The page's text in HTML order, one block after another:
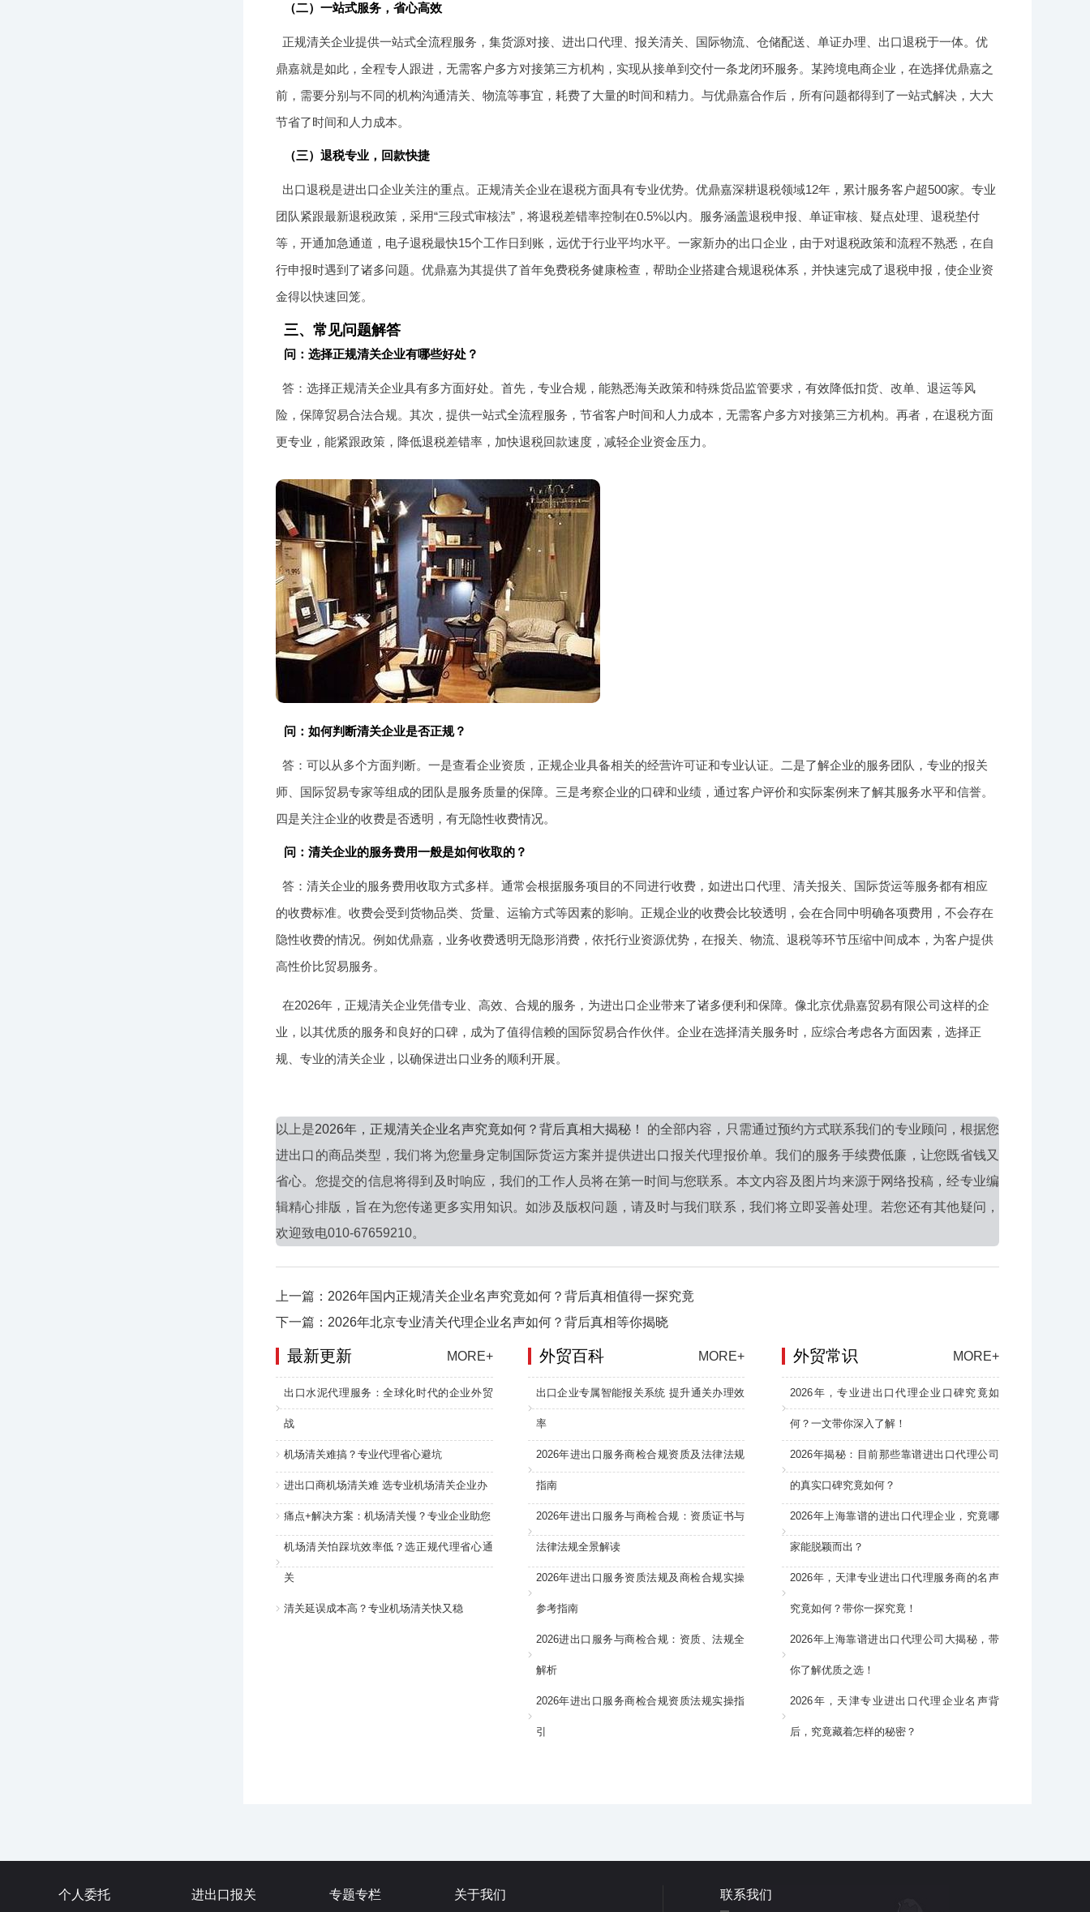
（二）一站式服务，省心高效
正规清关企业提供一站式全流程服务，集货源对接、进出口代理、报关清关、国际物流、仓储配送、单证办理、出口退税于一体。优
鼎嘉就是如此，全程专人跟进，无需客户多方对接第三方机构，实现从接单到交付一条龙闭环服务。某跨境电商企业，在选择优鼎嘉之
前，需要分别与不同的机构沟通清关、物流等事宜，耗费了大量的时间和精力。与优鼎嘉合作后，所有问题都得到了一站式解决，大大
节省了时间和人力成本。
（三）退税专业，回款快捷
出口退税是进出口企业关注的重点。正规清关企业在退税方面具有专业优势。优鼎嘉深耕退税领域12年，累计服务客户超500家。专业
团队紧跟最新退税政策，采用“三段式审核法”，将退税差错率控制在0.5%以内。服务涵盖退税申报、单证审核、疑点处理、退税垫付
等，开通加急通道，电子退税最快15个工作日到账，远优于行业平均水平。一家新办的出口企业，由于对退税政策和流程不熟悉，在自
行申报时遇到了诸多问题。优鼎嘉为其提供了首年免费税务健康检查，帮助企业搭建合规退税体系，并快速完成了退税申报，使企业资
金得以快速回笼。
三、常见问题解答
问：选择正规清关企业有哪些好处？
答：选择正规清关企业具有多方面好处。首先，专业合规，能熟悉海关政策和特殊货品监管要求，有效降低扣货、改单、退运等风
险，保障贸易合法合规。其次，提供一站式全流程服务，节省客户时间和人力成本，无需客户多方对接第三方机构。再者，在退税方面
更专业，能紧跟政策，降低退税差错率，加快退税回款速度，减轻企业资金压力。
问：如何判断清关企业是否正规？
答：可以从多个方面判断。一是查看企业资质，正规企业具备相关的经营许可证和专业认证。二是了解企业的服务团队，专业的报关
师、国际贸易专家等组成的团队是服务质量的保障。三是考察企业的口碑和业绩，通过客户评价和实际案例来了解其服务水平和信誉。
四是关注企业的收费是否透明，有无隐性收费情况。
问：清关企业的服务费用一般是如何收取的？
答：清关企业的服务费用收取方式多样。通常会根据服务项目的不同进行收费，如进出口代理、清关报关、国际货运等服务都有相应
的收费标准。收费会受到货物品类、货量、运输方式等因素的影响。正规企业的收费会比较透明，会在合同中明确各项费用，不会存在
隐性收费的情况。例如优鼎嘉，业务收费透明无隐形消费，依托行业资源优势，在报关、物流、退税等环节压缩中间成本，为客户提供
高性价比贸易服务。
在2026年，正规清关企业凭借专业、高效、合规的服务，为进出口企业带来了诸多便利和保障。像北京优鼎嘉贸易有限公司这样的企
业，以其优质的服务和良好的口碑，成为了值得信赖的国际贸易合作伙伴。企业在选择清关服务时，应综合考虑各方面因素，选择正
规、专业的清关企业，以确保进出口业务的顺利开展。
以上是2026年，正规清关企业名声究竟如何？背后真相大揭秘！ 的全部内容，只需通过预约方式联系我们的专业顾问，根据您
进出口的商品类型，我们将为您量身定制国际货运方案并提供进出口报关代理报价单。我们的服务手续费低廉，让您既省钱又
省心。您提交的信息将得到及时响应，我们的工作人员将在第一时间与您联系。本文内容及图片均来源于网络投稿，经专业编
辑精心排版，旨在为您传递更多实用知识。如涉及版权问题，请及时与我们联系，我们将立即妥善处理。若您还有其他疑问，
欢迎致电010-67659210。
上一篇：2026年国内正规清关企业名声究竟如何？背后真相值得一探究竟
下一篇：2026年北京专业清关代理企业名声如何？背后真相等你揭晓
最新更新 MORE+
出口水泥代理服务：全球化时代的企业外贸
战
机场清关难搞？专业代理省心避坑
进出口商机场清关难 选专业机场清关企业办
痛点+解决方案：机场清关慢？专业企业助您
机场清关怕踩坑效率低？选正规代理省心通
关
清关延误成本高？专业机场清关快又稳
外贸常识 MORE+
2026年，专业进出口代理企业口碑究竟如
何？一文带你深入了解！
2026年揭秘：目前那些靠谱进出口代理公司
的真实口碑究竟如何？
2026年上海靠谱的进出口代理企业，究竟哪
家能脱颖而出？
2026年，天津专业进出口代理服务商的名声
究竟如何？带你一探究竟！
2026年上海靠谱进出口代理公司大揭秘，带
你了解优质之选！
2026年，天津专业进出口代理企业名声背
后，究竟藏着怎样的秘密？
外贸百科 MORE+
出口企业专属智能报关系统 提升通关办理效
率
2026年进出口服务商检合规资质及法律法规
指南
2026年进出口服务与商检合规：资质证书与
法律法规全景解读
2026年进出口服务资质法规及商检合规实操
参考指南
2026进出口服务与商检合规：资质、法规全
解析
2026年进出口服务商检合规资质法规实操指
引
个人委托 进出口报关 专题专栏 关于我们 联系我们